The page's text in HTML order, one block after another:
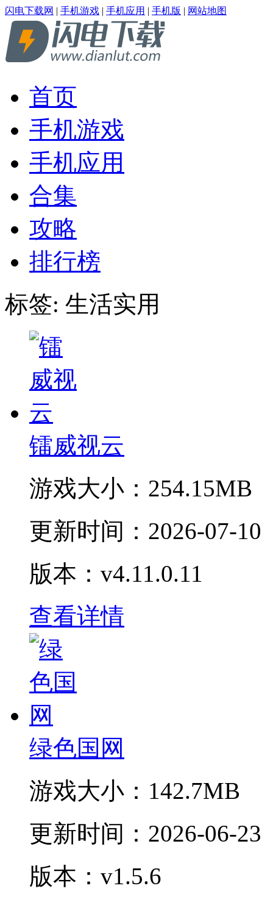
闪电下载网 | 手机游戏 | 手机应用 | 手机版 | 网站地图
首页
手机游戏
手机应用
合集
攻略
排行榜
标签: 生活实用
镭威视云
游戏大小： 254.15MB
更新时间： 2026-07-10
版本：v4.11.0.11
查看详情
绿色国网
游戏大小： 142.7MB
更新时间： 2026-06-23
版本：v1.5.6